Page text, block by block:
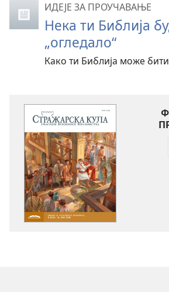
ИДЕЈЕ ЗА ПРОУЧАВАЊЕ
Нека ти Библија
„огледало“
Како ти Библија може бити